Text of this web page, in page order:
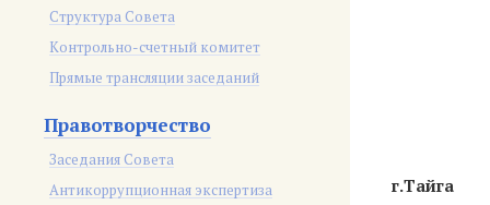
Структура Совета
Контрольно-счетный комитет
Прямые трансляции заседаний
Правотворчество
Заседания Совета
Антикоррупционная экспертиза